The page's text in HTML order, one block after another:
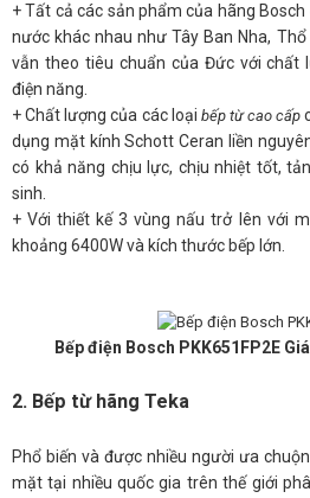
+ Tất cả các sản phẩm của hãng
nước khác nhau như Tây Ban Nha, Thổ
vẫn theo tiêu chuẩn của Đức với chất
điện năng.
+ Chất lượng của các loại bếp từ cao cấp
dụng mặt kính Schott Ceran liền
có khả năng chịu lực, chịu nhiệt tốt,
sinh.
+ Với thiết kế 3 vùng nấu trở lên với
khoảng 6400W và kích thước bếp lớn.
Bếp điện Bosch PKK651FP2E
2. Bếp từ hãng Teka
Phổ biến và được nhiều người ưa
mặt tại nhiều quốc gia trên thế giới